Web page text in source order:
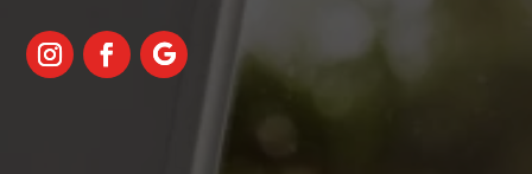
Mentions Légales
Création Site Internet | WEBILIKO |